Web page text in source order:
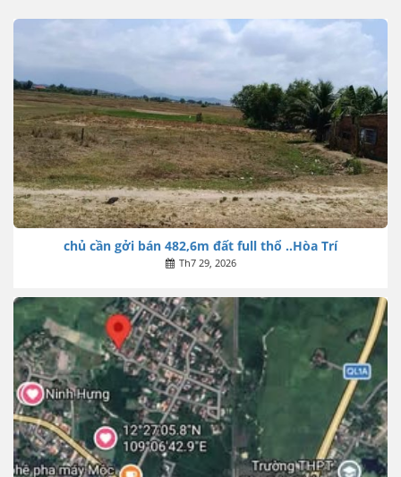
chủ cần gởi bán 482,6m đất full thổ ..Hòa Trí
Th7 29, 2026